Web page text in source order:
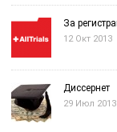
За
12 Окт 2013
Диссернет
29 Июл 2013